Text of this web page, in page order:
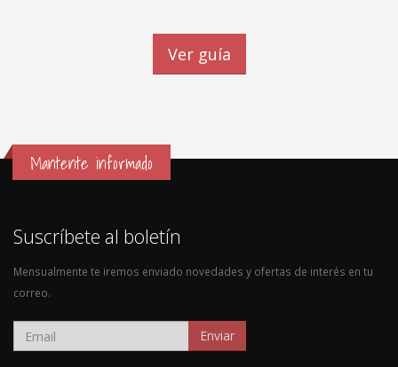
Ver guía
Mantente informado
Suscríbete al boletín
Mensualmente te iremos enviado novedades y ofertas de interés en tu
correo.
Enviar